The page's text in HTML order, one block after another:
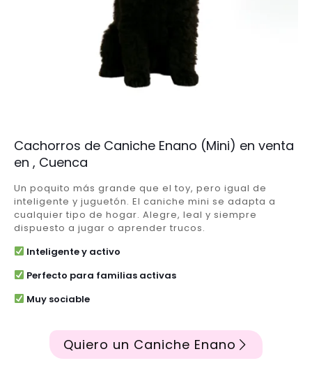
Cachorros de Caniche Enano (Mini) en venta
en , Cuenca
Un poquito más grande que el toy, pero igual de
inteligente y juguetón. El caniche mini se adapta a
cualquier tipo de hogar. Alegre, leal y siempre
dispuesto a jugar o aprender trucos.
Inteligente y activo
Perfecto para familias activas
Muy sociable
Quiero un Caniche Enano